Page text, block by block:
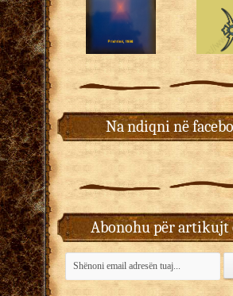
Na ndiqni në
Abonohu për artikujt